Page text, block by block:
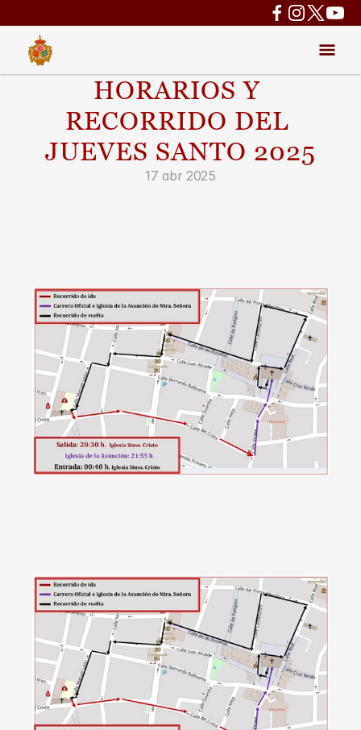
HORARIOS Y
RECORRIDO DEL
JUEVES SANTO 2025
17 abr 2025